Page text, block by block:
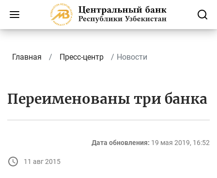
Главная Пресс-центр Новости
Переименованы три банка
Дата обновления: 19 мая 2019, 16:52
11 авг 2015